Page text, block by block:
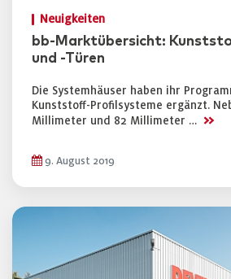
Neuigkeiten
bb-Marktübersicht:
und -Türen
Die Systemhäuser haben ihr
Kunststoff-Profilsysteme ergänzt.
Millimeter und 82 Millimeter … >>
9. August 2019